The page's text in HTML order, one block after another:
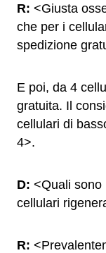
R: <Giusta
che per i
spedizione
E poi, da 4
gratuita. Il
cellulari di
4>.
D: <Quali sono
cellulari
R: